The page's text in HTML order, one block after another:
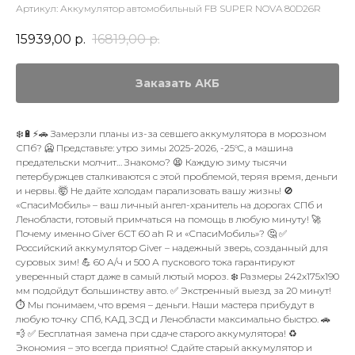
Артикул: Аккумулятор автомобильный FB SUPER NOVA 80D26R
15939,00 р. 16819,00 р.
Заказать АКБ
❄️🔋⚡🚗 Замерзли планы из-за севшего аккумулятора в морозном
СПб? 🥶 Представьте: утро зимы 2025-2026, -25°C, а машина
предательски молчит… Знакомо? 😫 Каждую зиму тысячи
петербуржцев сталкиваются с этой проблемой, теряя время, деньги
и нервы. 🤯 Не дайте холодам парализовать вашу жизнь! 🚫
«СпасиМобиль» – ваш личный ангел-хранитель на дорогах СПб и
Ленобласти, готовый примчаться на помощь в любую минуту! 🚀
Почему именно Giver 6СТ 60 ah R и «СпасиМобиль»? 🤔 ✅
Российский аккумулятор Giver – надежный зверь, созданный для
суровых зим! 💪 60 А/ч и 500 А пускового тока гарантируют
уверенный старт даже в самый лютый мороз. ❄️ Размеры 242x175x190
мм подойдут большинству авто. ✅ Экстренный выезд за 20 минут!
⏱️ Мы понимаем, что время – деньги. Наши мастера прибудут в
любую точку СПб, КАД, ЗСД и Ленобласти максимально быстро. 🚗
💨 ✅ Бесплатная замена при сдаче старого аккумулятора! ♻️
Экономия – это всегда приятно! Сдайте старый аккумулятор и